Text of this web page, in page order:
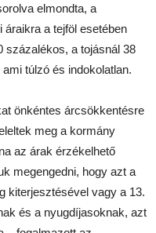
elmondta, a
a tejföl esetében
százalékos, a tojásnál 38
túlzó és indokolatlan.
önkéntes árcsökkentésre
meg a kormány
az árak érzékelhető
megengedni, hogy azt a
kiterjesztésével vagy a 13.
és a nyugdíjasoknak, azt